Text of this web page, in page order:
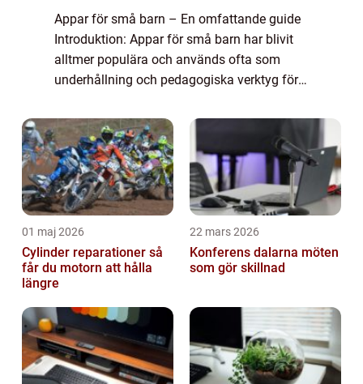
Appar för små barn – En omfattande guide
Introduktion: Appar för små barn har blivit
alltmer populära och används ofta som
underhållning och pedagogiska verktyg för
vi att ge en grundlig översikt öv...
01 maj 2026
Cylinder reparationer så
får du motorn att hålla
längre
22 mars 2026
Konferens dalarna möten
som gör skillnad